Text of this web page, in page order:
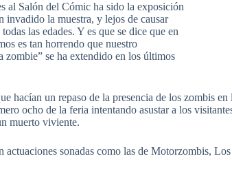
al Salón del Cómic ha sido la exposición
invadido la muestra, y lejos de causar
las edades. Y es que se dice que en
es tan horrendo que nuestro
zombie” se ha extendido en los últimos
hacían un repaso de la presencia de los zombis
ocho de la feria intentando asustar a los
muerto viviente.
sonadas como las de Motorzombis,